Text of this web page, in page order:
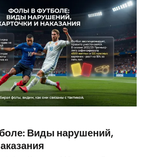
Виды нарушений,